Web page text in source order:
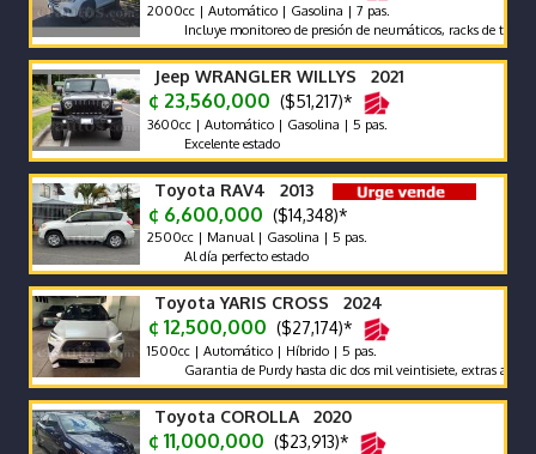
2000cc | Automático | Gasolina | 7 pas.
Incluye monitoreo de presión de neumáticos, racks de techo y
Jeep WRANGLER WILLYS 2021
¢ 23,560,000 ($51,217)*
3600cc | Automático | Gasolina | 5 pas.
Excelente estado
Toyota RAV4 2013
¢ 6,600,000 ($14,348)*
2500cc | Manual | Gasolina | 5 pas.
Al día perfecto estado
Toyota YARIS CROSS 2024
¢ 12,500,000 ($27,174)*
1500cc | Automático | Híbrido | 5 pas.
Garantia de Purdy hasta dic dos mil veintisiete, extras adicionales
Toyota COROLLA 2020
¢ 11,000,000 ($23,913)*